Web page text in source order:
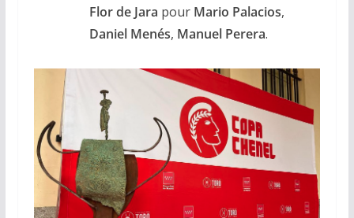
Flor de Jara pour Mario Palacios,
Daniel Menés, Manuel Perera.